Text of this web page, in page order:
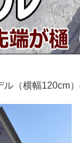
ル（横幅120cm